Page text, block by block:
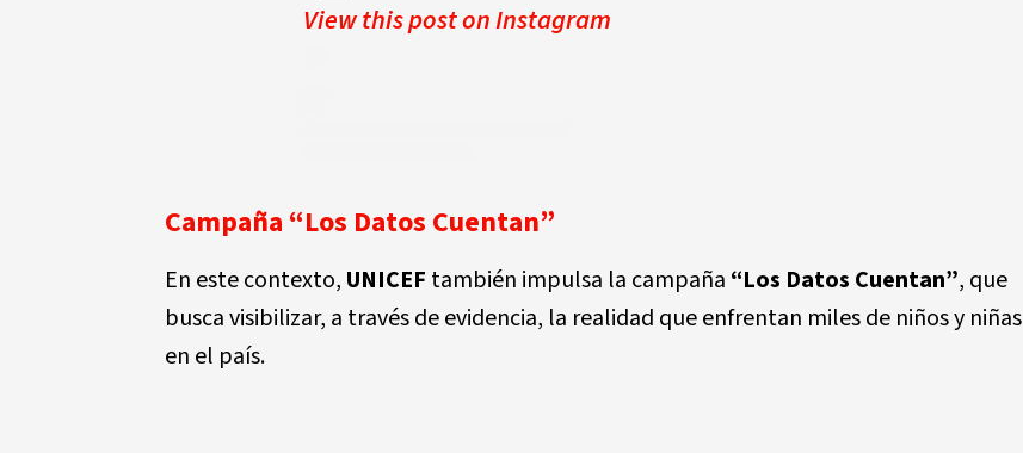
View this post on Instagram
Campaña “Los Datos Cuentan”
En este contexto, UNICEF también impulsa la campaña “Los Datos Cuentan”, que
busca visibilizar, a través de evidencia, la realidad que enfrentan miles de niños y niñas
en el país.